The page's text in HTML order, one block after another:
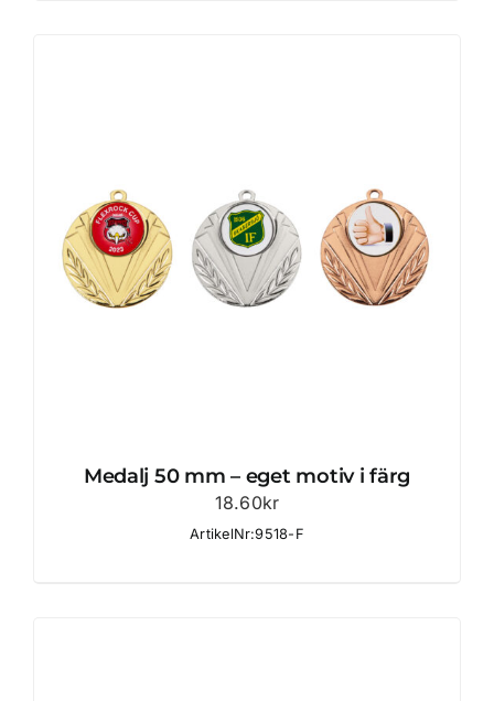
Medalj 50 mm – eget motiv i färg
18.60kr
ArtikelNr:9518-F